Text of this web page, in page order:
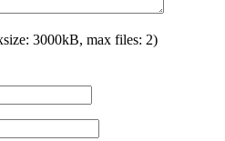
3000kB, max files: 2)